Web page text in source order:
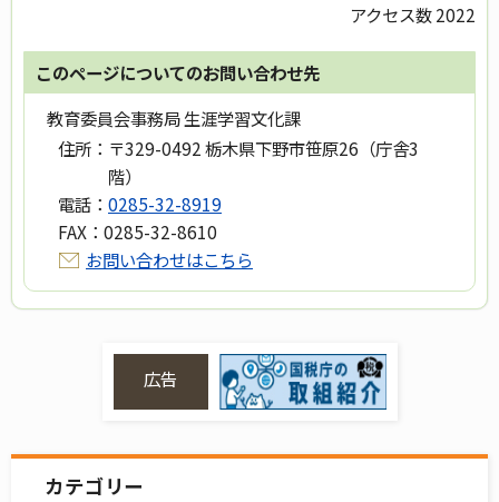
アクセス数2022
このページについてのお問い合わせ先
教育委員会事務局 生涯学習文化課
住所： 〒329-0492 栃木県下野市笹原26（庁舎3
階）
電話： 0285-32-8919
FAX： 0285-32-8610
お問い合わせはこちら
広告
カテゴリー